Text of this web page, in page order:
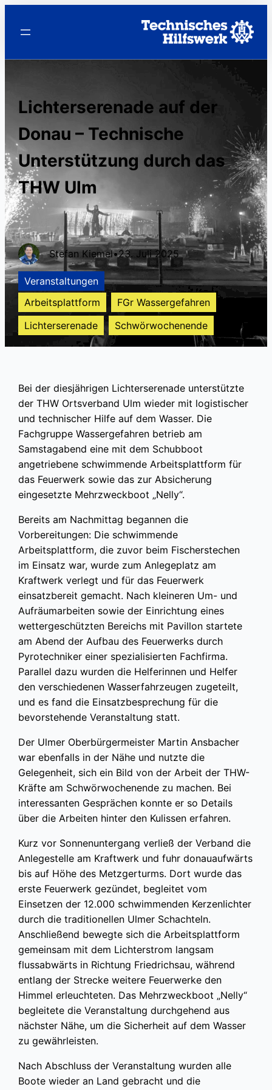
Lichterserenade auf der
Donau – Technische
Unterstützung durch das
THW Ulm
Stefan Kiemel•23. Juli 2025
Veranstaltungen
Arbeitsplattform
FGr Wassergefahren
Lichterserenade
Schwörwochenende
Bei der diesjährigen Lichterserenade unterstützte
der THW Ortsverband Ulm wieder mit logistischer
und technischer Hilfe auf dem Wasser. Die
Fachgruppe Wassergefahren betrieb am
Samstagabend eine mit dem Schubboot
angetriebene schwimmende Arbeitsplattform für
das Feuerwerk sowie das zur Absicherung
eingesetzte Mehrzweckboot „Nelly“.
Bereits am Nachmittag begannen die
Vorbereitungen: Die schwimmende
Arbeitsplattform, die zuvor beim Fischerstechen
im Einsatz war, wurde zum Anlegeplatz am
Kraftwerk verlegt und für das Feuerwerk
einsatzbereit gemacht. Nach kleineren Um- und
Aufräumarbeiten sowie der Einrichtung eines
wettergeschützten Bereichs mit Pavillon startete
am Abend der Aufbau des Feuerwerks durch
Pyrotechniker einer spezialisierten Fachfirma.
Parallel dazu wurden die Helferinnen und Helfer
den verschiedenen Wasserfahrzeugen zugeteilt,
und es fand die Einsatzbesprechung für die
bevorstehende Veranstaltung statt.
Der Ulmer Oberbürgermeister Martin Ansbacher
war ebenfalls in der Nähe und nutzte die
Gelegenheit, sich ein Bild von der Arbeit der THW-
Kräfte am Schwörwochenende zu machen. Bei
interessanten Gesprächen konnte er so Details
über die Arbeiten hinter den Kulissen erfahren.
Kurz vor Sonnenuntergang verließ der Verband die
Anlegestelle am Kraftwerk und fuhr donauaufwärts
bis auf Höhe des Metzgerturms. Dort wurde das
erste Feuerwerk gezündet, begleitet vom
Einsetzen der 12.000 schwimmenden Kerzenlichter
durch die traditionellen Ulmer Schachteln.
Anschließend bewegte sich die Arbeitsplattform
gemeinsam mit dem Lichterstrom langsam
flussabwärts in Richtung Friedrichsau, während
entlang der Strecke weitere Feuerwerke den
Himmel erleuchteten. Das Mehrzweckboot „Nelly“
begleitete die Veranstaltung durchgehend aus
nächster Nähe, um die Sicherheit auf dem Wasser
zu gewährleisten.
Nach Abschluss der Veranstaltung wurden alle
Boote wieder an Land gebracht und die